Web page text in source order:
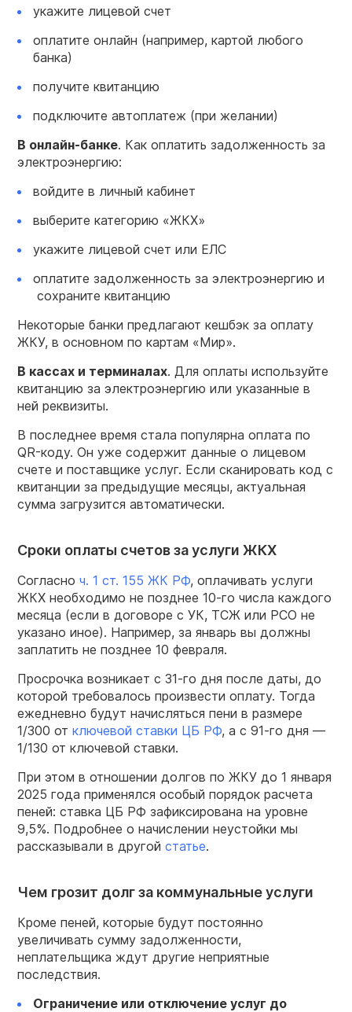
укажите лицевой счет
оплатите онлайн (например, картой любого
банка)
получите квитанцию
подключите автоплатеж (при желании)
В онлайн-банке. Как оплатить задолженность за
электроэнергию:
войдите в личный кабинет
выберите категорию «ЖКХ»
укажите лицевой счет или ЕЛС
оплатите задолженность за электроэнергию и
сохраните квитанцию
Некоторые банки предлагают кешбэк за оплату
ЖКУ, в основном по картам «Мир».
В кассах и терминалах. Для оплаты используйте
квитанцию за электроэнергию или указанные в
ней реквизиты.
В последнее время стала популярна оплата по
QR-коду. Он уже содержит данные о лицевом
счете и поставщике услуг. Если сканировать код с
квитанции за предыдущие месяцы, актуальная
сумма загрузится автоматически.
Сроки оплаты счетов за услуги ЖКХ
Согласно ч. 1 ст. 155 ЖК РФ, оплачивать услуги
ЖКХ необходимо не позднее 10-го числа каждого
месяца (если в договоре с УК, ТСЖ или РСО не
указано иное). Например, за январь вы должны
заплатить не позднее 10 февраля.
Просрочка возникает с 31-го дня после даты, до
которой требовалось произвести оплату. Тогда
ежедневно будут начисляться пени в размере
1/300 от ключевой ставки ЦБ РФ, а с 91-го дня —
1/130 от ключевой ставки.
При этом в отношении долгов по ЖКУ до 1 января
2025 года применялся особый порядок расчета
пеней: ставка ЦБ РФ зафиксирована на уровне
9,5%. Подробнее о начислении неустойки мы
рассказывали в другой статье.
Чем грозит долг за коммунальные услуги
Кроме пеней, которые будут постоянно
увеличивать сумму задолженности,
неплательщика ждут другие неприятные
последствия.
Ограничение или отключение услуг до